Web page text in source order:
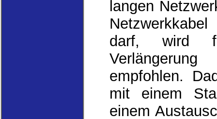
langen
darf, wird
empfohlen.
mit einem
einem